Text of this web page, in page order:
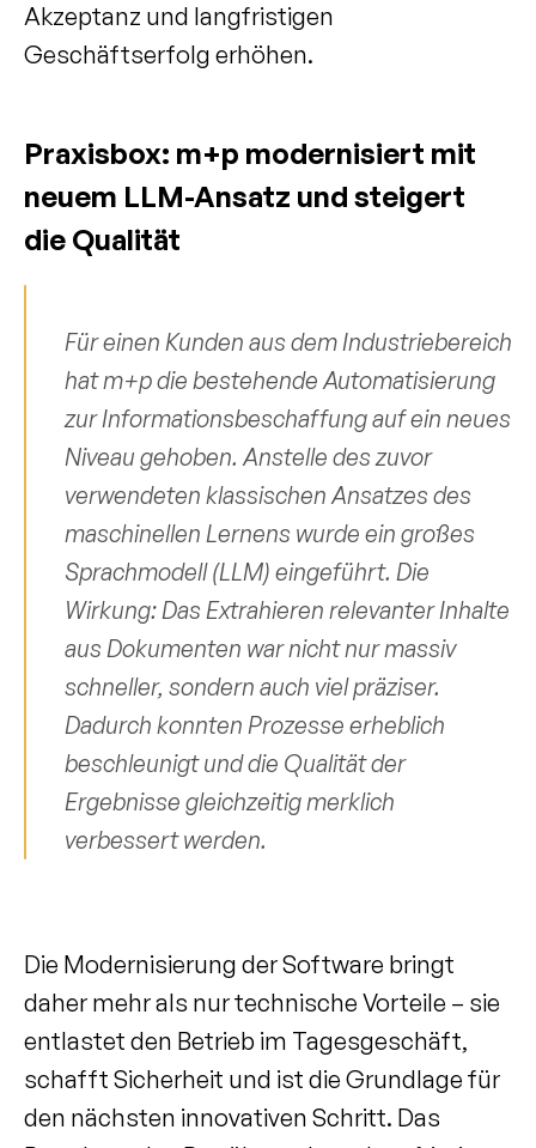
Akzeptanz und langfristigen
Geschäftserfolg erhöhen.
Praxisbox: m+p modernisiert mit
neuem LLM-Ansatz und steigert
die Qualität
Für einen Kunden aus dem Industriebereich
hat m+p die bestehende Automatisierung
zur Informationsbeschaffung auf ein neues
Niveau gehoben. Anstelle des zuvor
verwendeten klassischen Ansatzes des
maschinellen Lernens wurde ein großes
Sprachmodell (LLM) eingeführt. Die
Wirkung: Das Extrahieren relevanter Inhalte
aus Dokumenten war nicht nur massiv
schneller, sondern auch viel präziser.
Dadurch konnten Prozesse erheblich
beschleunigt und die Qualität der
Ergebnisse gleichzeitig merklich
verbessert werden.
Die Modernisierung der Software bringt
daher mehr als nur technische Vorteile – sie
entlastet den Betrieb im Tagesgeschäft,
schafft Sicherheit und ist die Grundlage für
den nächsten innovativen Schritt. Das